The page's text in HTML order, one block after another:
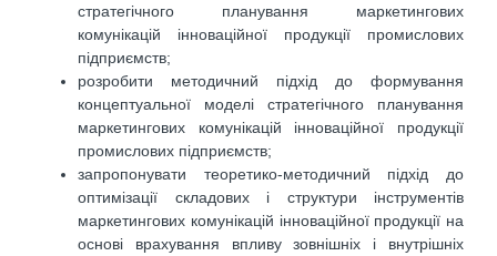
стратегічного планування маркетингових
комунікацій інноваційної продукції промислових
підприємств;
розробити методичний підхід до формування
концептуальної моделі стратегічного планування
маркетингових комунікацій інноваційної продукції
промислових підприємств;
запропонувати теоретико-методичний підхід до
оптимізації складових і структури інструментів
маркетингових комунікацій інноваційної продукції на
основі врахування впливу зовнішніх і внутрішніх